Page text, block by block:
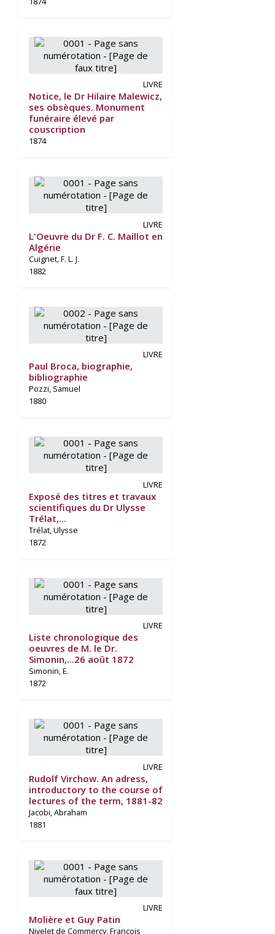
LIVRE
Notice, le Dr Hilaire Malewicz,
ses obsèques. Monument
funéraire élevé par
couscription
1874
LIVRE
L'Oeuvre du Dr F. C. Maillot en
Algérie
Cuignet, F. L. J.
1882
LIVRE
Paul Broca, biographie,
bibliographie
Pozzi, Samuel
1880
LIVRE
Exposé des titres et travaux
scientifiques du Dr Ulysse
Trélat,...
Trélat, Ulysse
1872
LIVRE
Liste chronologique des
oeuvres de M. le Dr.
Simonin,...26 août 1872
Simonin, E.
1872
LIVRE
Rudolf Virchow. An adress,
introductory to the course of
lectures of the term, 1881-82
Jacobi, Abraham
1881
LIVRE
Molière et Guy Patin
Nivelet de Commercy, François